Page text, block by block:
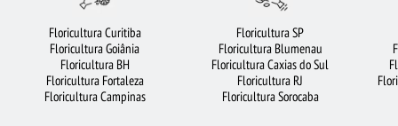
CIDADES MAIS PROCURADAS BUQUÊS DE FLORES
FLORICULTURA SANTO ANDRÉ BUQUÊ DE ROSAS VERMELHAS
Floricultura Curitiba
Floricultura Goiânia
Floricultura BH
Floricultura Fortaleza
Floricultura Campinas
Floricultura SP
Floricultura Blumenau
Floricultura Caxias do Sul
Floricultura RJ
Floricultura Sorocaba